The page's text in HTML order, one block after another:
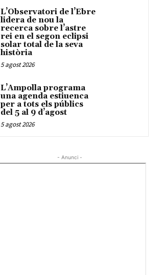
L’Observatori de l’Ebre
lidera de nou la
recerca sobre l’astre
rei en el segon eclipsi
solar total de la seva
història
5 agost 2026
L’Ampolla programa
una agenda estiuenca
per a tots els públics
del 5 al 9 d’agost
5 agost 2026
- Anunci -